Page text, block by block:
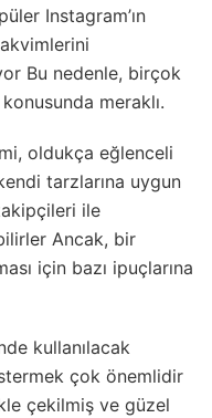
Instagram’ın
Bu nedenle, birçok
meraklı.
oldukça eğlenceli
tarzlarına uygun
ile
Ancak, bir
için bazı ipuçlarına
kullanılacak
çok önemlidir
çekilmiş ve güzel